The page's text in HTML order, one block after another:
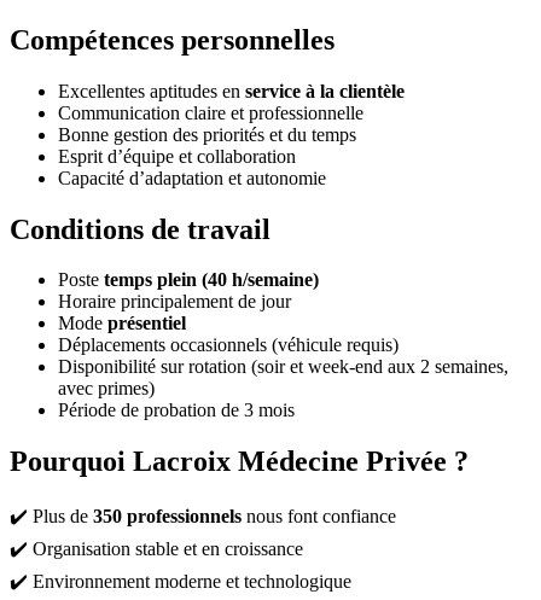
Compétences personnelles
Excellentes aptitudes en service à la clientèle
Communication claire et professionnelle
Bonne gestion des priorités et du temps
Esprit d’équipe et collaboration
Capacité d’adaptation et autonomie
Conditions de travail
Poste temps plein (40 h/semaine)
Horaire principalement de jour
Mode présentiel
Déplacements occasionnels (véhicule requis)
Disponibilité sur rotation (soir et week-end aux 2 semaines,
avec primes)
Période de probation de 3 mois
Pourquoi Lacroix Médecine Privée ?
✔️ Plus de 350 professionnels nous font confiance
✔️ Organisation stable et en croissance
✔️ Environnement moderne et technologique